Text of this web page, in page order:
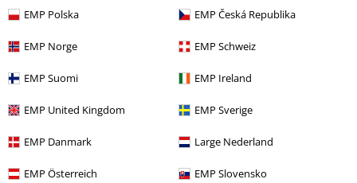
EMP Polska EMP Česká Republika
EMP Norge EMP Schweiz
EMP Suomi EMP Ireland
EMP United Kingdom EMP Sverige
EMP Danmark Large Nederland
EMP Österreich EMP Slovensko
by EMP
Tričko s dlhým rukávom
Tričko s dlhým rukávom